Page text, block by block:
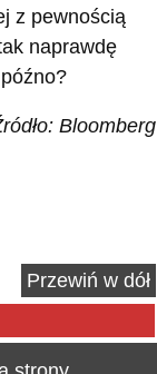
z pewnością
naprawdę
Bloomberg
Przewiń w dół